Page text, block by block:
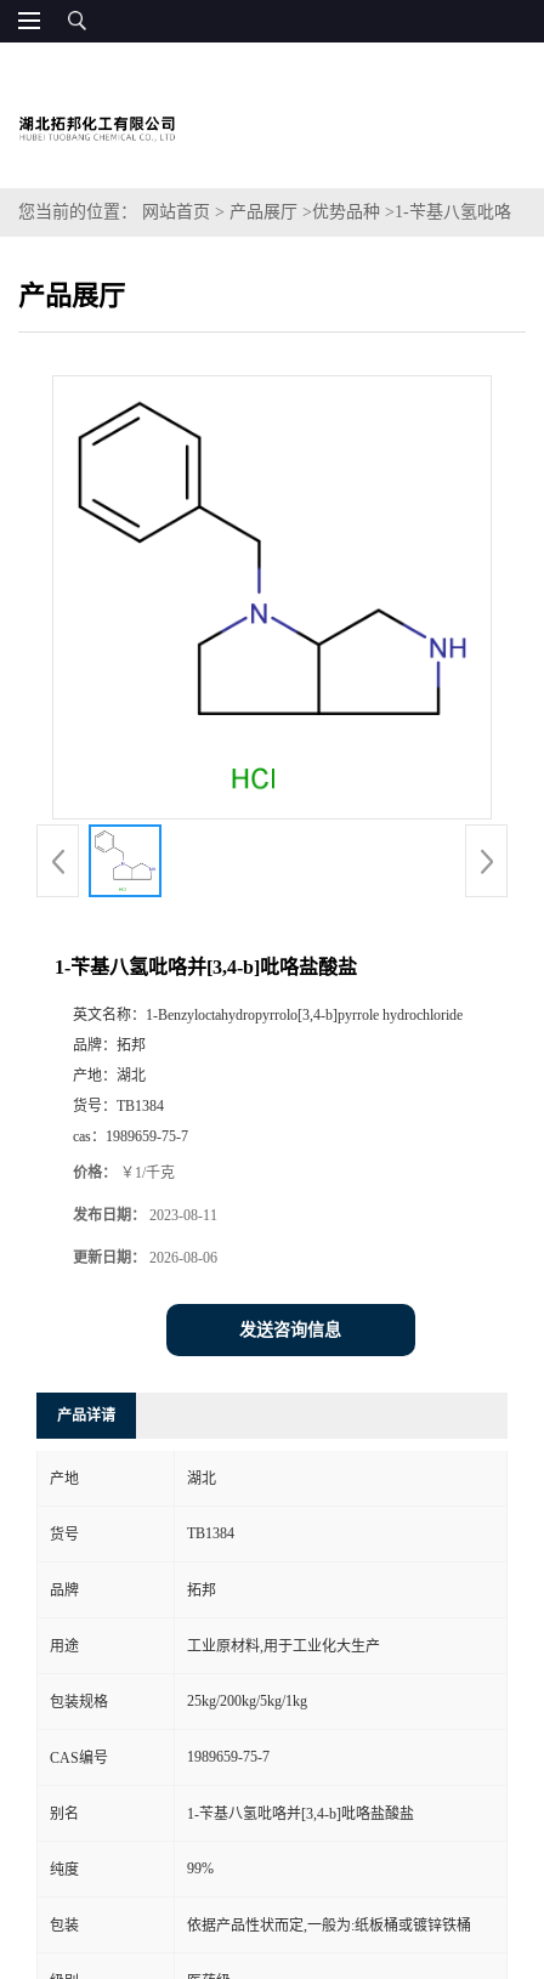
您当前的位置： 网站首页 > 产品展厅 >优势品种 >1-苄基八氢吡咯
产品展厅
1-苄基八氢吡咯并[3,4-b]吡咯盐酸盐
英文名称： 1-Benzyloctahydropyrrolo[3,4-b]pyrrole hydrochloride
品牌： 拓邦
产地： 湖北
货号： TB1384
cas： 1989659-75-7
价格： ￥1/千克
发布日期： 2023-08-11
更新日期： 2026-08-06
发送咨询信息
产品详请
产地 湖北
货号 TB1384
品牌 拓邦
用途 工业原材料,用于工业化大生产
包装规格 25kg/200kg/5kg/1kg
CAS编号 1989659-75-7
别名 1-苄基八氢吡咯并[3,4-b]吡咯盐酸盐
纯度 99%
包装 依据产品性状而定,一般为:纸板桶或镀锌铁桶